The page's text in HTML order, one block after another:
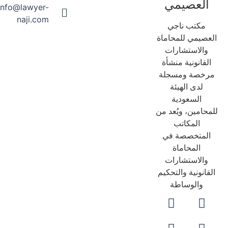
العصيمي
مكتب ناجي
للمحاماة
والاستشارات
منشأة
ومسجلة
لدى الهيئة
السعودية
ويُعد من
المكاتب
المتخصصة في
المحاماة
والاستشارات
والتحكيم
والوساطة
info@lawyer-
naji.com